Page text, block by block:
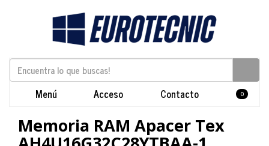
Menú Acceso Contacto 0
Memoria RAM Apacer Tex